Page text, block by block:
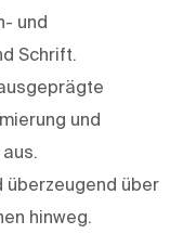
und
Schrift.
und
überzeugend über
hinweg.